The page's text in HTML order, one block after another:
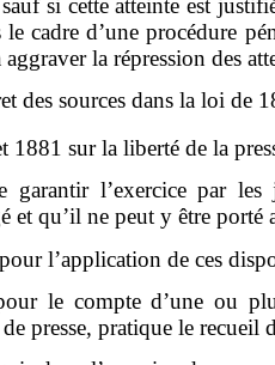
si cette atteinte est
cadre d’une procédure
la répression des
sources dans la loi de
sur la liberté de la
l’exercice par
et qu’il ne peut y être
l’application de ces
le compte d’une ou
presse, pratique le